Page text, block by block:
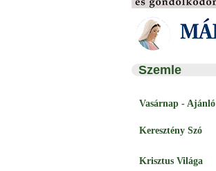
Szemle
Vasárnap - Ajánló
Keresztény Szó
Krisztus Világa